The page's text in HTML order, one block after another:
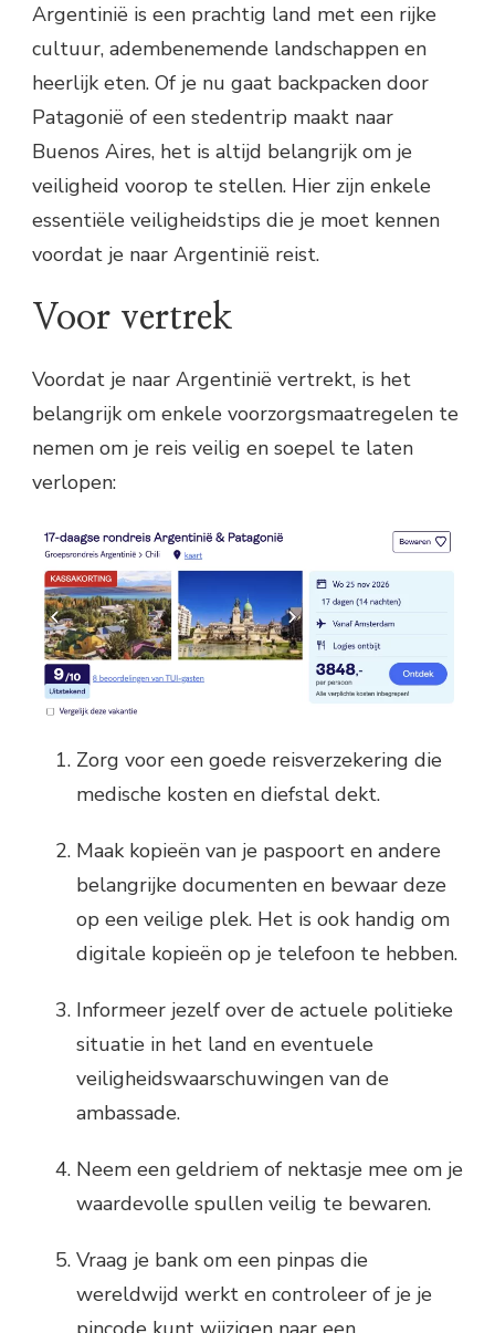
Argentinië is een prachtig land met een rijke
cultuur, adembenemende landschappen en
heerlijk eten. Of je nu gaat backpacken door
Patagonië of een stedentrip maakt naar
Buenos Aires, het is altijd belangrijk om je
veiligheid voorop te stellen. Hier zijn enkele
essentiële veiligheidstips die je moet kennen
voordat je naar Argentinië reist.
Voor vertrek
Voordat je naar Argentinië vertrekt, is het
belangrijk om enkele voorzorgsmaatregelen te
nemen om je reis veilig en soepel te laten
verlopen:
Zorg voor een goede reisverzekering die
medische kosten en diefstal dekt.
Maak kopieën van je paspoort en andere
belangrijke documenten en bewaar deze
op een veilige plek. Het is ook handig om
digitale kopieën op je telefoon te hebben.
Informeer jezelf over de actuele politieke
situatie in het land en eventuele
veiligheidswaarschuwingen van de
ambassade.
Neem een geldriem of nektasje mee om je
waardevolle spullen veilig te bewaren.
Vraag je bank om een pinpas die
wereldwijd werkt en controleer of je je